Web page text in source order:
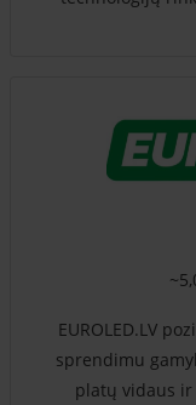
EUROLED.LV
sprendimu
platų vidaus ir